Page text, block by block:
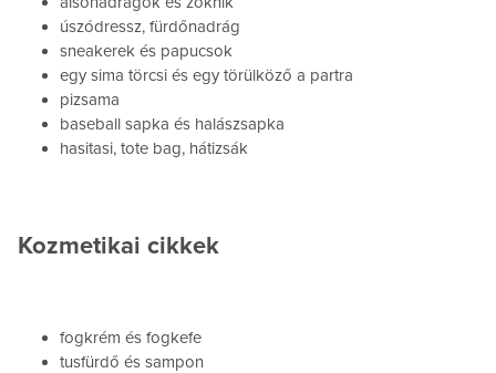
úszódressz, fürdőnadrág
sneakerek és papucsok
egy sima törcsi és egy törülköző a partra
pizsama
baseball sapka és halászsapka
hasitasi, tote bag, hátizsák
Kozmetikai cikkek
fogkrém és fogkefe
tusfürdő és sampon